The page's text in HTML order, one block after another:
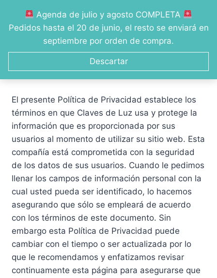
Agenda de julio y agosto COMPLETA
Pedidos hasta el 20 de junio, el resto se enviará en
septiembre por orden de compra.
Descartar
contenido
Política de privacidad
El presente Política de Privacidad establece los
términos en que Claves de Luz usa y protege la
información que es proporcionada por sus
usuarios al momento de utilizar su sitio web. Esta
compañía está comprometida con la seguridad
de los datos de sus usuarios. Cuando le pedimos
llenar los campos de información personal con la
cual usted pueda ser identificado, lo hacemos
asegurando que sólo se empleará de acuerdo
con los términos de este documento. Sin
embargo esta Política de Privacidad puede
cambiar con el tiempo o ser actualizada por lo
que le recomendamos y enfatizamos revisar
continuamente esta página para asegurarse que